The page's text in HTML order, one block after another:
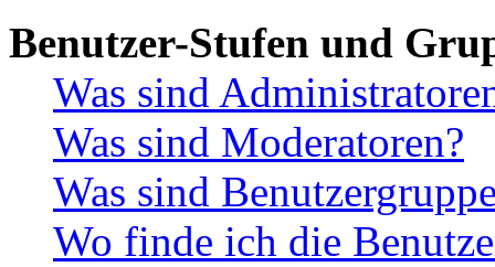
Benutzer-Stufen und
Was sind
Was sind Moderatoren?
Was sind
Wo finde ich die